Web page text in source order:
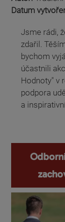
Datum
Jsme rádi,
zdařil.
bychom
účastnili
Hodnoty" v
podpora
a